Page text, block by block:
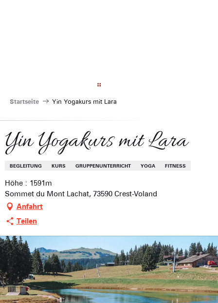
Startseite Yin Yogakurs mit Lara
Yin Yogakurs mit Lara
BEGLEITUNG KURS GRUPPENUNTERRICHT YOGA FITNESS
Höhe : 1591m
Sommet du Mont Lachat, 73590 Crest-Voland
Anfahrt
Teilen